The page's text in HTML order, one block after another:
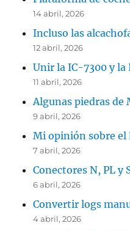
14 abril, 2026
Incluso las
12 abril, 2026
Unir la IC-7300 y la
11 abril, 2026
Algunas piedras de
9 abril, 2026
Mi opinión sobre el
7 abril, 2026
Conectores N, PL y
6 abril, 2026
Convertir logs
4 abril, 2026